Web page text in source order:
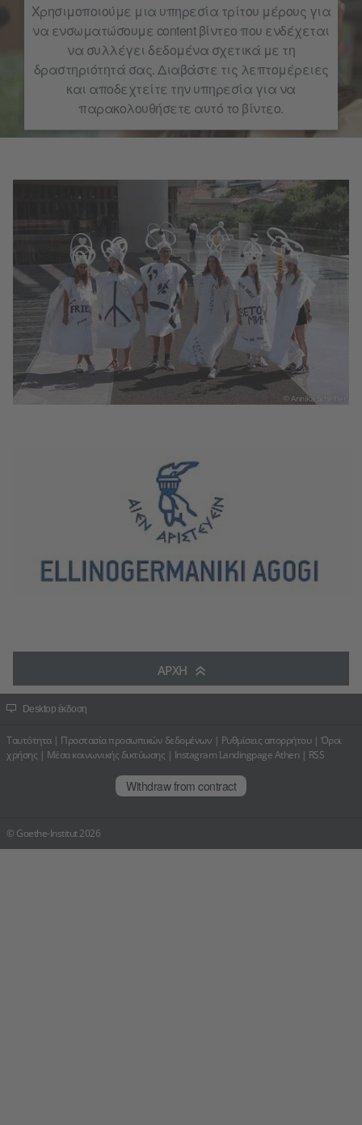
Χρησιμοποιούμε μια υπηρεσία τρίτου μέρους για
να ενσωματώσουμε content βίντεο που ενδέχεται
να συλλέγει δεδομένα σχετικά με τη
δραστηριότητά σας. Διαβάστε τις λεπτομέρειες
και αποδεχτείτε την υπηρεσία για να
παρακολουθήσετε αυτό το βίντεο.
© Annika Scheffler
ΑΡΧΉ
Desktop έκδοση
Ταυτότητα| Προστασία προσωπικών δεδομένων | Ρυθμίσεις απορρήτου| Όροι
χρήσης | Μέσα κοινωνικής δικτύωσης | Instagram Landingpage Athen | RSS
Withdraw from contract
© Goethe-Institut 2026